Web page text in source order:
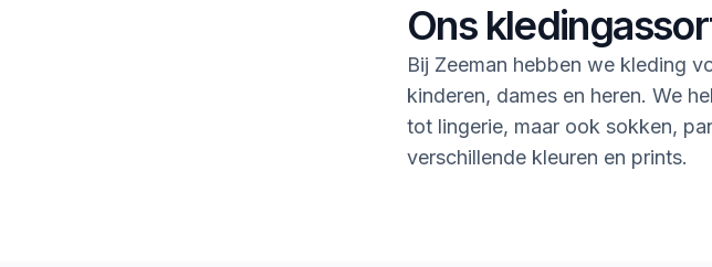
Ons
Bij Zeeman hebben we kleding
kinderen, dames en heren. We
tot lingerie, maar ook sokken,
verschillende kleuren en prints.